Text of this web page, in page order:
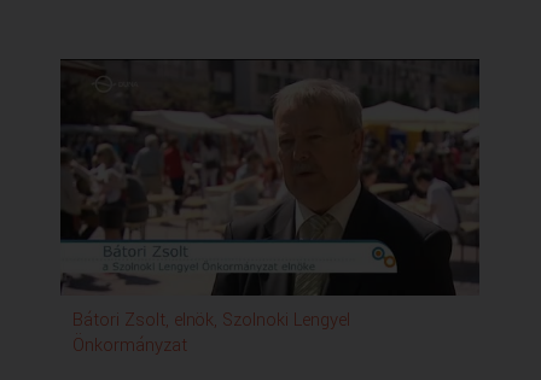
Bátori Zsolt, elnök, Szolnoki Lengyel
Önkormányzat